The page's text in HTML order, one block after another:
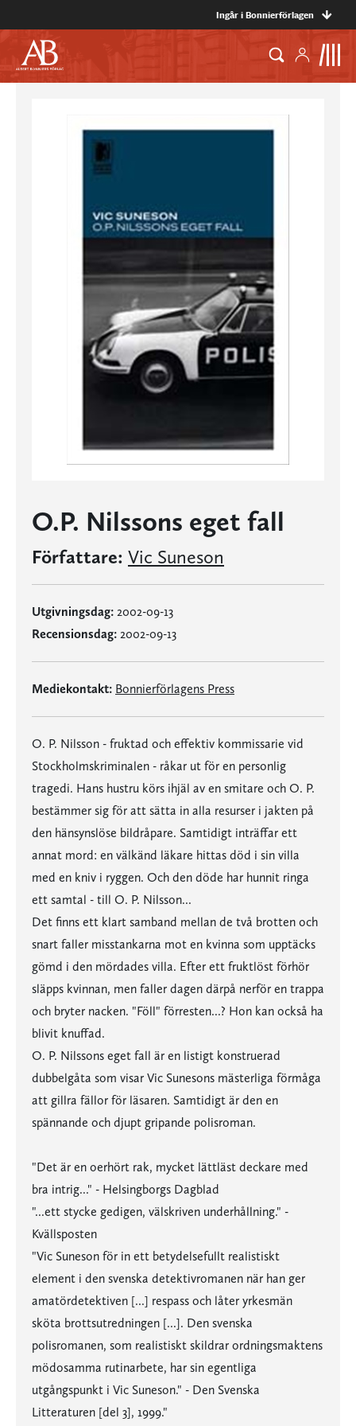
Ingår i Bonnierförlagen
O.P. Nilssons eget fall
Författare: Vic Suneson
Utgivningsdag: 2002-09-13
Recensionsdag: 2002-09-13
Mediekontakt: Bonnierförlagens Press
O. P. Nilsson - fruktad och effektiv kommissarie vid
Stockholmskriminalen - råkar ut för en personlig
tragedi. Hans hustru körs ihjäl av en smitare och O. P.
bestämmer sig för att sätta in alla resurser i jakten på
den hänsynslöse bildråpare. Samtidigt inträffar ett
annat mord: en välkänd läkare hittas död i sin villa
med en kniv i ryggen. Och den döde har hunnit ringa
ett samtal - till O. P. Nilsson...
Det finns ett klart samband mellan de två brotten och
snart faller misstankarna mot en kvinna som upptäcks
gömd i den mördades villa. Efter ett fruktlöst förhör
släpps kvinnan, men faller dagen därpå nerför en trappa
och bryter nacken. "Föll" förresten...? Hon kan också ha
blivit knuffad.
O. P. Nilssons eget fall är en listigt konstruerad
dubbelgåta som visar Vic Sunesons mästerliga förmåga
att gillra fällor för läsaren. Samtidigt är den en
spännande och djupt gripande polisroman.
"Det är en oerhört rak, mycket lättläst deckare med
bra intrig..." - Helsingborgs Dagblad
"...ett stycke gedigen, välskriven underhållning." -
Kvällsposten
"Vic Suneson för in ett betydelsefullt realistiskt
element i den svenska detektivromanen när han ger
amatördetektiven [...] respass och låter yrkesmän
sköta brottsutredningen [...]. Den svenska
polisromanen, som realistiskt skildrar ordningsmaktens
mödosamma rutinarbete, har sin egentliga
utgångspunkt i Vic Suneson." - Den Svenska
Litteraturen [del 3], 1999."